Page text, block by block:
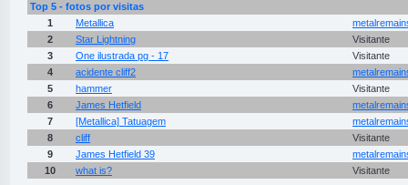
Top 5 - fotos por visitas
1
Metallica
2
Star Lightning
Visitante
3
One ilustrada pg - 17
Visitante
4
acidente cliff2
5
hammer
Visitante
6
James Hetfield
7
[Metallica] Tatuagem
8
cliff
Visitante
9
James Hetfield 39
10
what is? Visitante